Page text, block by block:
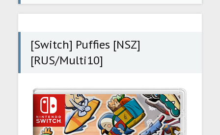
консолей»Игры для Nintendo Switch
[Switch] Puffies [NSZ]
[RUS/Multi10]